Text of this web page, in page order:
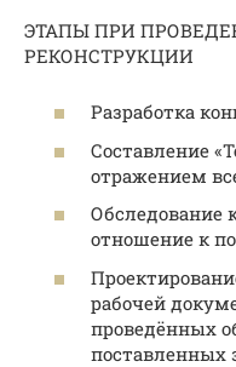
ЭТАПЫ ПРИ
РЕКОНСТРУКЦИИ
Разработка
Составление
отражением
Обследование
отношение к
рабочей
проведённых
поставленных